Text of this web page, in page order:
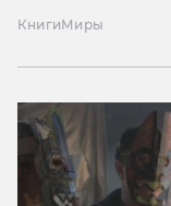
КнигиМиры